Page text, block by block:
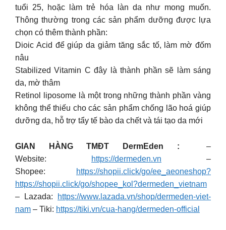
tuổi 25, hoặc làm trẻ hóa làn da như mong muốn.
Thông thường trong các sản phẩm dưỡng được lựa
chọn có thêm thành phần:
Dioic Acid để giúp da giảm tăng sắc tố, làm mờ đốm
nâu
Stabilized Vitamin C đây là thành phần sẽ làm sáng
da, mờ thâm
Retinol liposome là một trong những thành phần vàng
không thể thiếu cho các sản phẩm chống lão hoá giúp
dưỡng da, hỗ trợ tẩy tế bào da chết và tái tạo da mới
GIAN HÀNG TMĐT DermEden :
–
Website:
https://dermeden.vn –
Shopee:
https://shopii.click/go/ee_aeoneshop?
https://shopii.click/go/shopee_kol?dermeden_vietnam
– Lazada:
https://www.lazada.vn/shop/dermeden-viet-
nam – Tiki: https://tiki.vn/cua-hang/dermeden-official